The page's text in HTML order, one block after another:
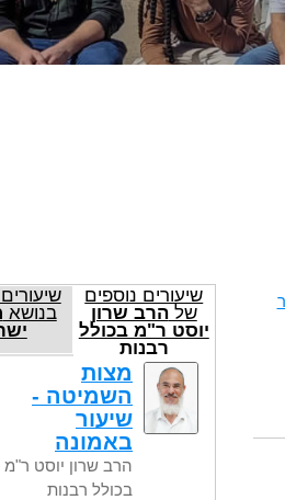
שיעורים נוספים
שלהרב שרון
יוסט ר"מ בכולל
רבנות
בנושא
מצות
השמיטה -
שיעור
באמונה
הרב שרון יוסט ר"מ
בכולל רבנות